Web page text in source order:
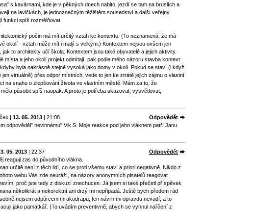
s kavárnami, kde je v pěkných dnech nabito, jezdí se tam na bruslích a
na lavičkách, je jednoznačným těžištěm sousedství a další veřejný
funkci spíš rozmělňovat.
počin má mít určitý vztah ke kontextu. (To neznamená, že má
okolí - vztah může mít i malý s velkým.) Kontextem nejsou ovšem jen
jak to architekty učí škola. Kontextem jsou také obyvatelé a jejich aktivity.
místa a jeho okolí projekt odmítají, pak podle mého názoru stavba kontext
byla nakrásně stejně vysoká jako domy v okolí. Pokud se staví (i když
jen virtuálně) přes odpor místních, vede to jen ke ztrátě jejich zájmu o vlastní
na snahu o zlepšování života ve vlastním městě. Mám za to, že
působit spíš naopak. A proto je potřeba ukazovat, vysvětlovat,
| 13. 05. 2013 | 21:08
Odpovědět
odpověděl" nevinnému" Vik S. Moje reakce pod jeho vláknem patří Janu
05. 2013 | 22:37
Odpovědět
reaguji zas do původního vlákna.
určitě není z těch lidí, co se proti všemu staví a priori negativně. Nikdo z
webu Vás zde neuráží, na názory anonymních pisatelů reagovat
proč jste tedy z diskuzí znechucen. Já jsem si také přečetl příspěvek
několikrát a nekorektní ani drzý mi nepřipadá. Ještě bych předem rád
nejsem odpůrcem mrakodrapu, ten návrh mi opravdu nevadí, a to
jako památkář. (To uvádím preventivně, abych se vyhnul nařčení z